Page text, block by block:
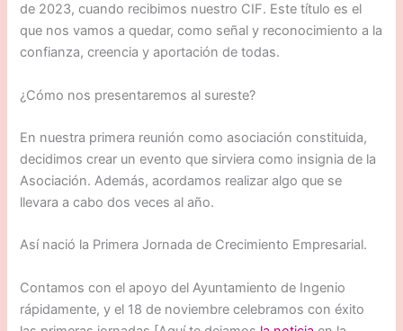
de 2023, cuando recibimos nuestro CIF. Este título es el
que nos vamos a quedar, como señal y reconocimiento a la
confianza, creencia y aportación de todas.
¿Cómo nos presentaremos al sureste?
En nuestra primera reunión como asociación constituida,
decidimos crear un evento que sirviera como insignia de la
Asociación. Además, acordamos realizar algo que se
llevara a cabo dos veces al año.
Así nació la Primera Jornada de Crecimiento Empresarial.
Contamos con el apoyo del Ayuntamiento de Ingenio
rápidamente, y el 18 de noviembre celebramos con éxito